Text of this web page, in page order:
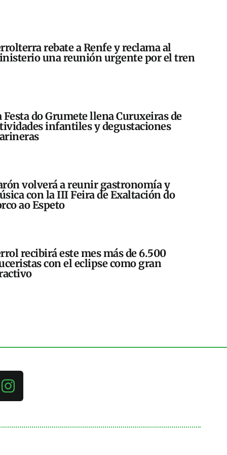
rebate a Renfe y reclama al
una reunión urgente por el tren
Festa do Grumete llena Curuxeiras de
infantiles y degustaciones
volverá a reunir gastronomía y
con la III Feira de Exaltación do
ao Espeto
recibirá este mes más de 6.500
con el eclipse como gran